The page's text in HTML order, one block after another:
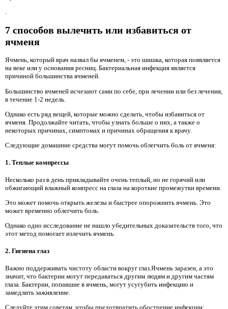
.
7 способов вылечить или избавиться от
ячменя
Ячмень, который врач назвал бы ячменем, - это шишка, которая появляется
на веке или у основания ресниц. Бактериальная инфекция является
причиной большинства ячменей.
Большинство ячменей исчезают сами по себе, при лечении или без лечения,
в течение 1-2 недель.
Однако есть ряд вещей, которые можно сделать, чтобы избавиться от
ячменя. Продолжайте читать, чтобы узнать больше о них, а также о
некоторых причинах, симптомах и причинах обращения к врачу.
Следующие домашние средства могут помочь облегчить боль от ячменя:
1. Теплые компрессы
Несколько раз в день прикладывайте очень теплый, но не горячий или
обжигающий влажный компресс на глаза на короткие промежутки времени.
Это может помочь открыть железы и быстрее опорожнить ячмень. Это
может временно облегчить боль.
Однако одно исследование не нашло убедительных доказательств того, что
этот метод помогает излечить ячмень.
2. Гигиена глаз
Важно поддерживать чистоту области вокруг глаз.Ячмень заразен, а это
значит, что бактерии могут передаваться другим людям и другим частям
глаза. Бактерии, попавшие в ячмень, могут усугубить инфекцию и
замедлить заживление.
Следуйте этим советам, чтобы предотвратить обострение инфекции: